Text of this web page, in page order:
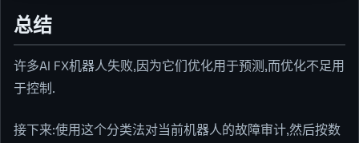
总结
许多AI FX机器人失败,因为它们优化用于预测,而优化不足用
于控制.
接下来:使用这个分类法对当前机器人的故障审计,然后按数